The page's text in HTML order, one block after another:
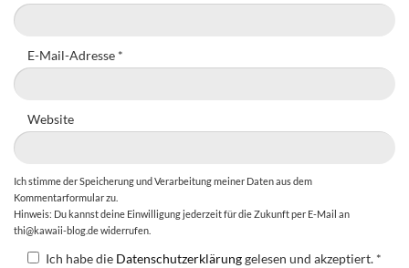
E-Mail-Adresse *
Website
Ich stimme der Speicherung und Verarbeitung meiner Daten aus dem
Kommentarformular zu.
Hinweis: Du kannst deine Einwilligung jederzeit für die Zukunft per E-Mail an
thi@kawaii-blog.de widerrufen.
Ich habe die Datenschutzerklärunggelesen und akzeptiert. *